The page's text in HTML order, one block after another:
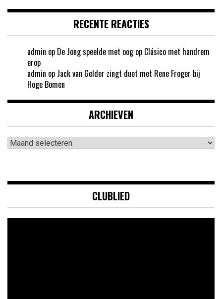
RECENTE REACTIES
admin op De Jong speelde met oog op Clásico met handrem
erop
admin op Jack van Gelder zingt duet met Rene Froger bij
Hoge Bomen
ARCHIEVEN
Archieven
CLUBLIED